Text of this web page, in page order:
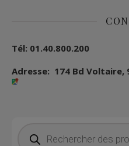
Tél: 01.40.800.200
Adresse: 174 Bd Voltaire,